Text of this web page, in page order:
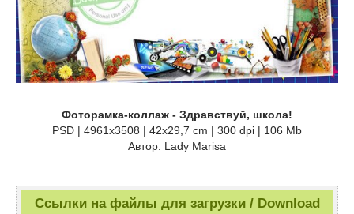
Фоторамка-коллаж - Здравствуй, школа!
PSD | 4961х3508 | 42х29,7 cm | 300 dpi | 106 Mb
Автор: Lady Marisa
Ссылки на файлы для загрузки / Download